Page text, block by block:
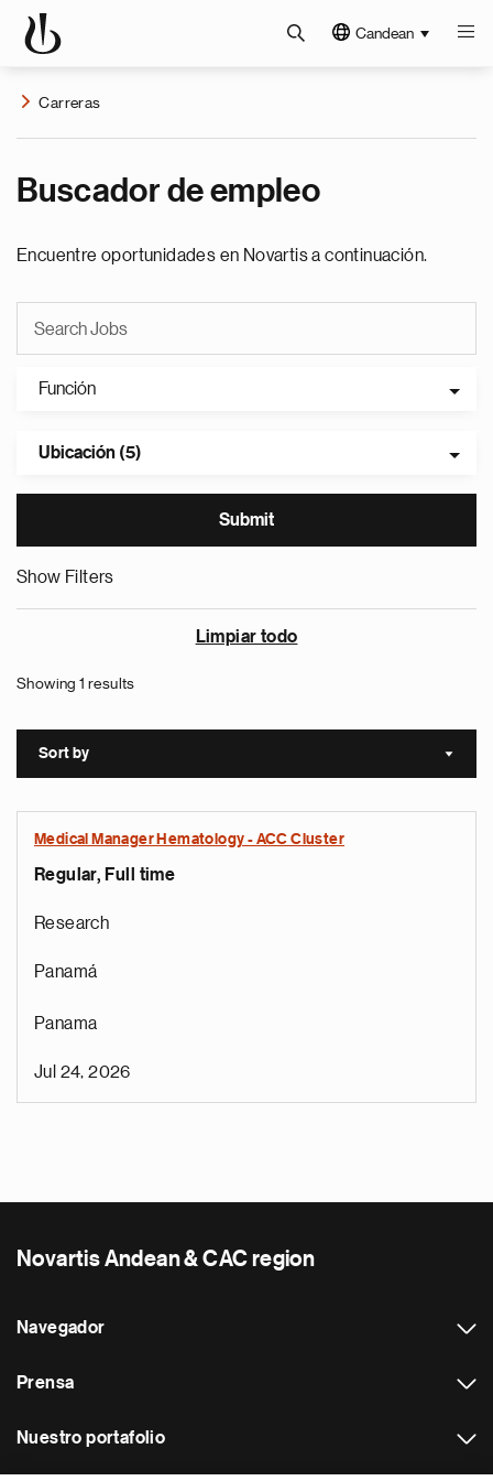
Candean
Carreras
Buscador de empleo
Encuentre oportunidades en Novartis a continuación.
Función
Ubicación (5)
Show Filters
Limpiar todo
Showing 1 results
Sort by Sort
Medical Manager Hematology - ACC Cluster
Regular, Full time
Research
Panamá
Panama
Jul 24, 2026
Novartis Andean & CAC region
Navegador
Prensa
Nuestro portafolio